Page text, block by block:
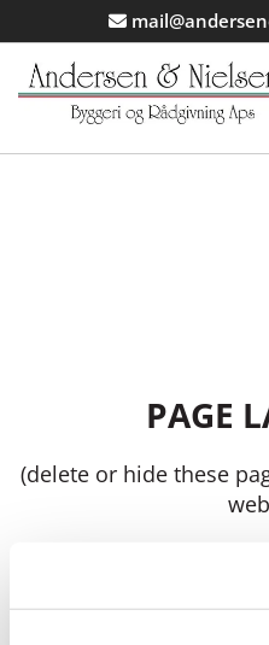

PAGE
(delete or hide these